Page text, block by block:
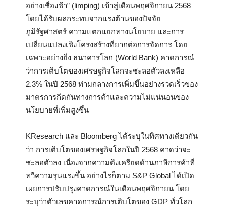
อย่างเชื่องช้า” (limping) เข้าสู่เดือนพฤศจิกายน 2568
โดยได้รับผลกระทบจากแรงต้านของปัจจัย
ภูมิรัฐศาสตร์ ความแตกแยกทางนโยบาย และการ
เปลี่ยนแปลงเชิงโครงสร้างที่ยากต่อการจัดการ โดย
เฉพาะอย่างยิ่ง ธนาคารโลก (World Bank) คาดการณ์
ว่าการเติบโตของเศรษฐกิจโลกจะชะลอตัวลงเหลือ
2.3% ในปี 2568 ท่ามกลางการเพิ่มขึ้นอย่างรวดเร็วของ
มาตรการกีดกันทางการค้าและความไม่แน่นอนของ
นโยบายที่เพิ่มสูงขึ้น
KResearch และ Bloomberg ได้ระบุในทิศทางเดียวกัน
ว่า การเติบโตของเศรษฐกิจโลกในปี 2568 คาดว่าจะ
ชะลอตัวลง เนื่องจากความตึงเครียดด้านภาษีการค้าที่
ทวีความรุนแรงขึ้น อย่างไรก็ตาม S&P Global ได้เปิด
เผยการปรับปรุงคาดการณ์ในเดือนพฤศจิกายน โดย
ระบุว่าตัวเลขคาดการณ์การเติบโตของ GDP ทั่วโลก